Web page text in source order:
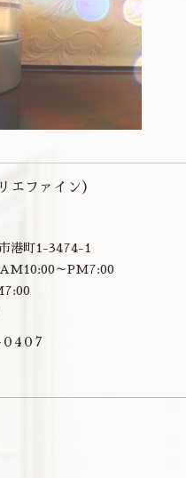
ファイン）
港町1-3474-1
～PM7:00